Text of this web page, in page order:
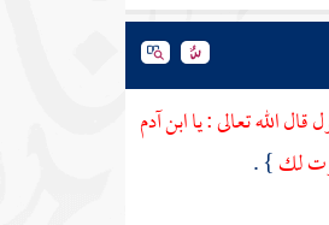
الله تعالى : يا ابنآدم
لك} .